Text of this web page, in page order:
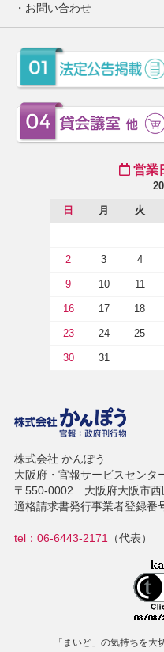
お問い合わせ
営業
日 月 火
2 3 4
9 10 11
16 17 18
23 24 25
30 31
株式会社 かんぽう
大阪府・官報サービスセンタ
〒550-0002 大阪府大阪市西
適格請求書発行事業者登録番
tel：06-6443-2171 （代表）
「まいど」の気持ちを大